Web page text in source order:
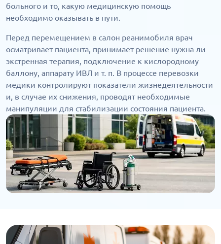
больного и то, какую медицинскую помощь
необходимо оказывать в пути.
Перед перемещением в салон реанимобиля врач
осматривает пациента, принимает решение нужна ли
экстренная терапия, подключение к кислородному
баллону, аппарату ИВЛ и т. п. В процессе перевозки
медики контролируют показатели жизнедеятельности
и, в случае их снижения, проводят необходимые
манипуляции для стабилизации состояния пациента.